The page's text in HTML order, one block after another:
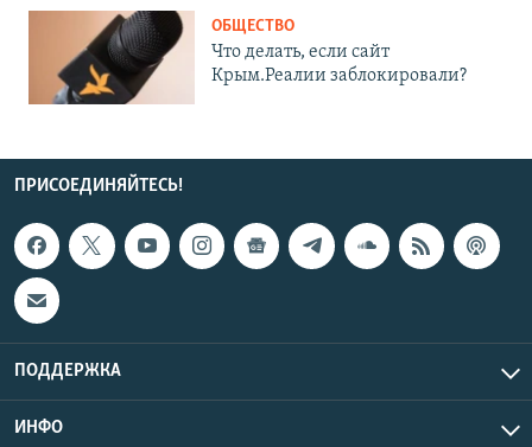
ОБЩЕСТВО
Что делать, если сайт
Крым.Реалии заблокировали?
ПРИСОЕДИНЯЙТЕСЬ!
ПОДДЕРЖКА
ИНФО